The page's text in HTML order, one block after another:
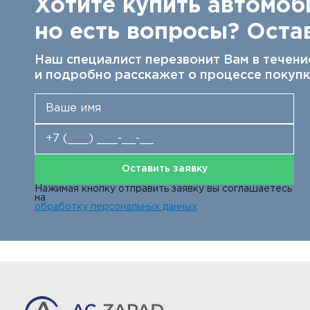
Хотите купить
но есть вопросы?
Наш специалист перезвонит Вам в
и подробно расскажет о процессе
Оставить заявку
Нажимая кнопку отправить заявку вы соглашаетесь
на
обработку персональных данных